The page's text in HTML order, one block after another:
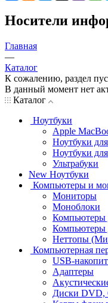
Носители
Главная
—
Каталог
К сожалению, раздел
В данный момент нет
Каталог
Ноутбуки
Apple
Ноутбуки
Ноутбуки
Ультрабуки
New Ноутбуки
Компьютеры и
Мониторы
Моноблоки
Компьютеры
Компьютеры
Неттопы
Компьютерная
USB-
Адаптеры
Диски DVD,